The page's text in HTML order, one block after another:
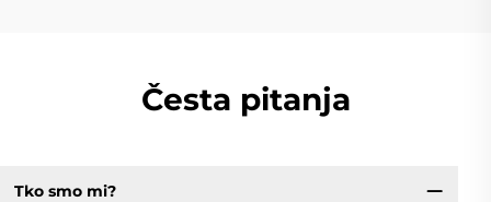
Česta pitanja
Tko smo mi?